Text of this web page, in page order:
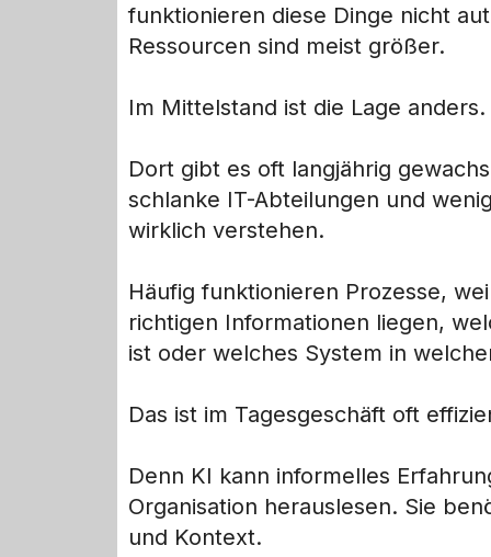
funktionieren diese Dinge nicht
Ressourcen sind meist größer.
Im Mittelstand ist die Lage anders.
Dort gibt es oft langjährig
schlanke IT-Abteilungen und
wirklich verstehen.
Häufig funktionieren Prozesse,
richtigen Informationen liegen,
ist oder welches System in
Das ist im Tagesgeschäft oft
Denn KI kann informelles
Organisation herauslesen. Sie
und Kontext.